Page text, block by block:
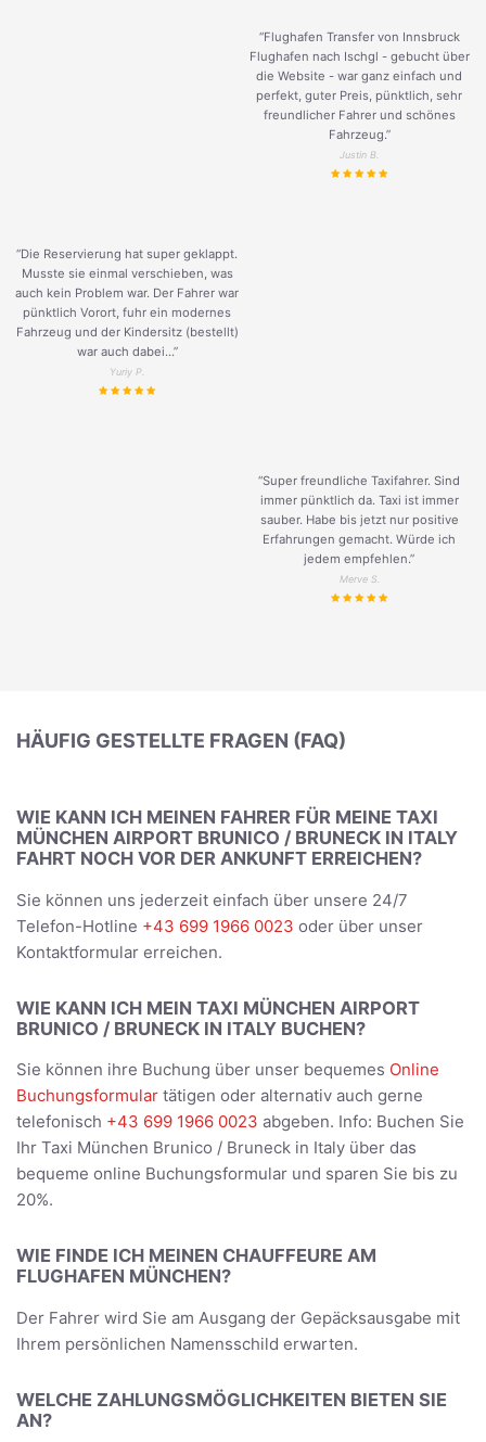
“Flughafen Transfer von Innsbruck
Flughafen nach Ischgl - gebucht über
die Website - war ganz einfach und
perfekt, guter Preis, pünktlich, sehr
freundlicher Fahrer und schönes
Fahrzeug.”
Justin B.
“Die Reservierung hat super geklappt.
Musste sie einmal verschieben, was
auch kein Problem war. Der Fahrer war
pünktlich Vorort, fuhr ein modernes
Fahrzeug und der Kindersitz (bestellt)
war auch dabei...”
Yuriy P.
“Super freundliche Taxifahrer. Sind
immer pünktlich da. Taxi ist immer
sauber. Habe bis jetzt nur positive
Erfahrungen gemacht. Würde ich
jedem empfehlen.”
Merve S.
HÄUFIG GESTELLTE FRAGEN (FAQ)
WIE KANN ICH MEINEN FAHRER FÜR MEINE TAXI
MÜNCHEN AIRPORT BRUNICO / BRUNECK IN ITALY
FAHRT NOCH VOR DER ANKUNFT ERREICHEN?
Sie können uns jederzeit einfach über unsere 24/7
Telefon-Hotline +43 699 1966 0023 oder über unser
Kontaktformular erreichen.
WIE KANN ICH MEIN TAXI MÜNCHEN AIRPORT
BRUNICO / BRUNECK IN ITALY BUCHEN?
Sie können ihre Buchung über unser bequemes Online
Buchungsformular tätigen oder alternativ auch gerne
telefonisch +43 699 1966 0023 abgeben. Info: Buchen Sie
Ihr Taxi München Brunico / Bruneck in Italy über das
bequeme online Buchungsformular und sparen Sie bis zu
20%.
WIE FINDE ICH MEINEN CHAUFFEURE AM
FLUGHAFEN MÜNCHEN?
Der Fahrer wird Sie am Ausgang der Gepäcksausgabe mit
Ihrem persönlichen Namensschild erwarten.
WELCHE ZAHLUNGSMÖGLICHKEITEN BIETEN SIE
AN?